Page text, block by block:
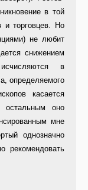
в той
и тор­говцев. Но
не любит
снижением
в
определяемого
касается
остальным оно
мне
однозначно
рекомендовать